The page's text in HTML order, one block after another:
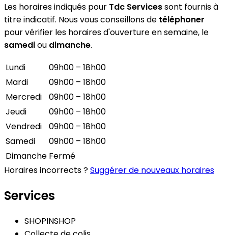
Les horaires indiqués pour Tdc Servicessont fournis à
titre indicatif. Nous vous conseillons de téléphoner
pour vérifier les horaires d'ouverture en semaine, le
samediou dimanche.
Lundi
09h00 – 18h00
Mardi
09h00 – 18h00
Mercredi
09h00 – 18h00
Jeudi
09h00 – 18h00
Vendredi
09h00 – 18h00
Samedi
09h00 – 18h00
Dimanche Fermé
Horaires incorrects ?Suggérer de nouveaux horaires
Services
SHOPINSHOP